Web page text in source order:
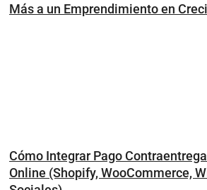
Más a un Emprendimiento en
Cómo Integrar Pago
Online (Shopify, WooCommerce,